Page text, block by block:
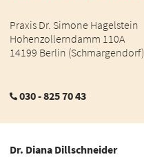
Praxis Dr. Simone Hagelstein
Hohenzollerndamm 110A
14199 Berlin (Schmargendorf)
030 - 825 70 43
Dr. Diana Dillschneider